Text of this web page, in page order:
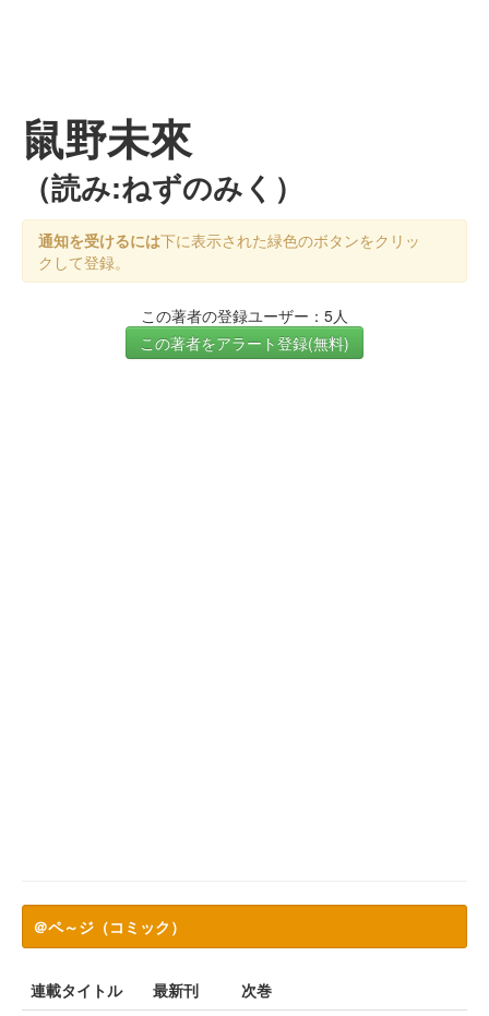
鼠野未來
（読み:ねずのみく）
通知を受けるには下に表示された緑色のボタンをクリッ
クして登録。
この著者の登録ユーザー：5人
この著者をアラート登録(無料)
＠ペ～ジ（コミック）
連載タイトル 最新刊
次巻